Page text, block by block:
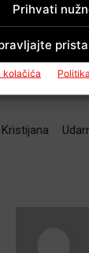
Prihvati
kolačića